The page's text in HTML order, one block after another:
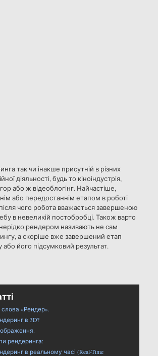
так чи інакше присутній в різних
діяльності, будь то кіноіндустрія,
або ж відеоблогінг. Найчастіше,
або передостаннім етапом в роботі
чого робота вважається завершеною
в невеликій постобробці. Також варто
рендером називають не сам
а скоріше вже завершений етап
його підсумковий результат.
слова «Рендер».
в 3D?
рендеринга:
в реальному часі (Real-Time